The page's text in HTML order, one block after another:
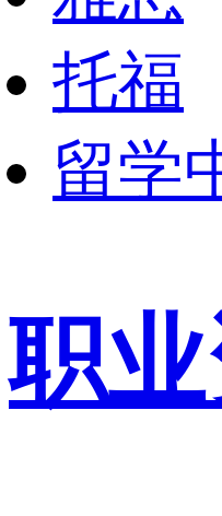
托福
留学
职